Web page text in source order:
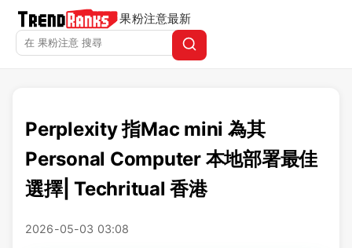
果粉注意最新
Perplexity 指Mac mini 為其
Personal Computer 本地部署最佳
選擇| Techritual 香港
2026-05-03 03:08